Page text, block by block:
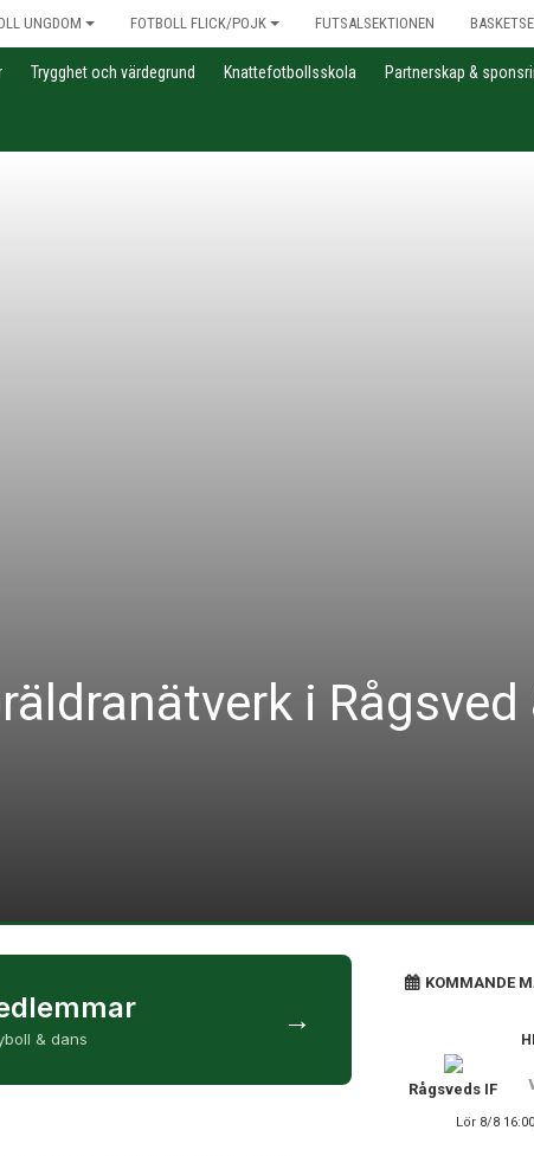
UNGDOM FOTBOLL FLICK/POJK FUTSALSEKTIONEN
Trygghet och värdegrund Knattefotbollsskola Partnerskap &
i Rågsved
& dans
→
KOMMANDE
Rågsveds IF
Lör 8/8